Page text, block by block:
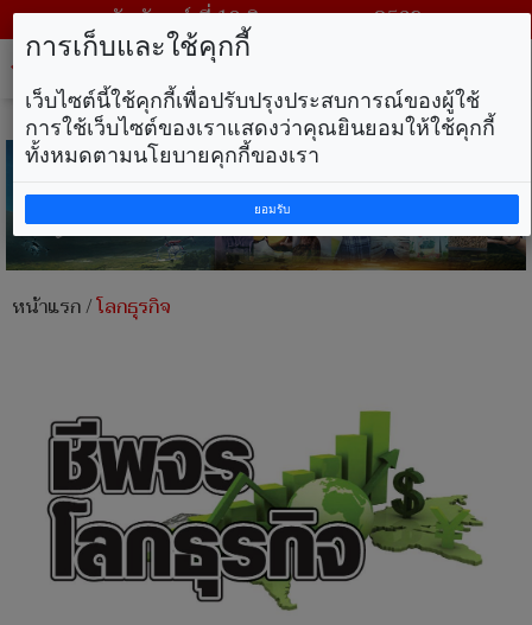
วันจันทร์ ที่ 10 สิงหาคม พ.ศ. 2569
หน้าแรก/โลกธุรกิจ
การเก็บและใช้คุกกี้
เว็บไซต์นี้ใช้คุกกี้เพื่อปรับปรุงประสบการณ์ของผู้ใช้
การใช้เว็บไซต์ของเราแสดงว่าคุณยินยอมให้ใช้คุกกี้
ทั้งหมดตามนโยบายคุกกี้ของเรา
ยอมรับ